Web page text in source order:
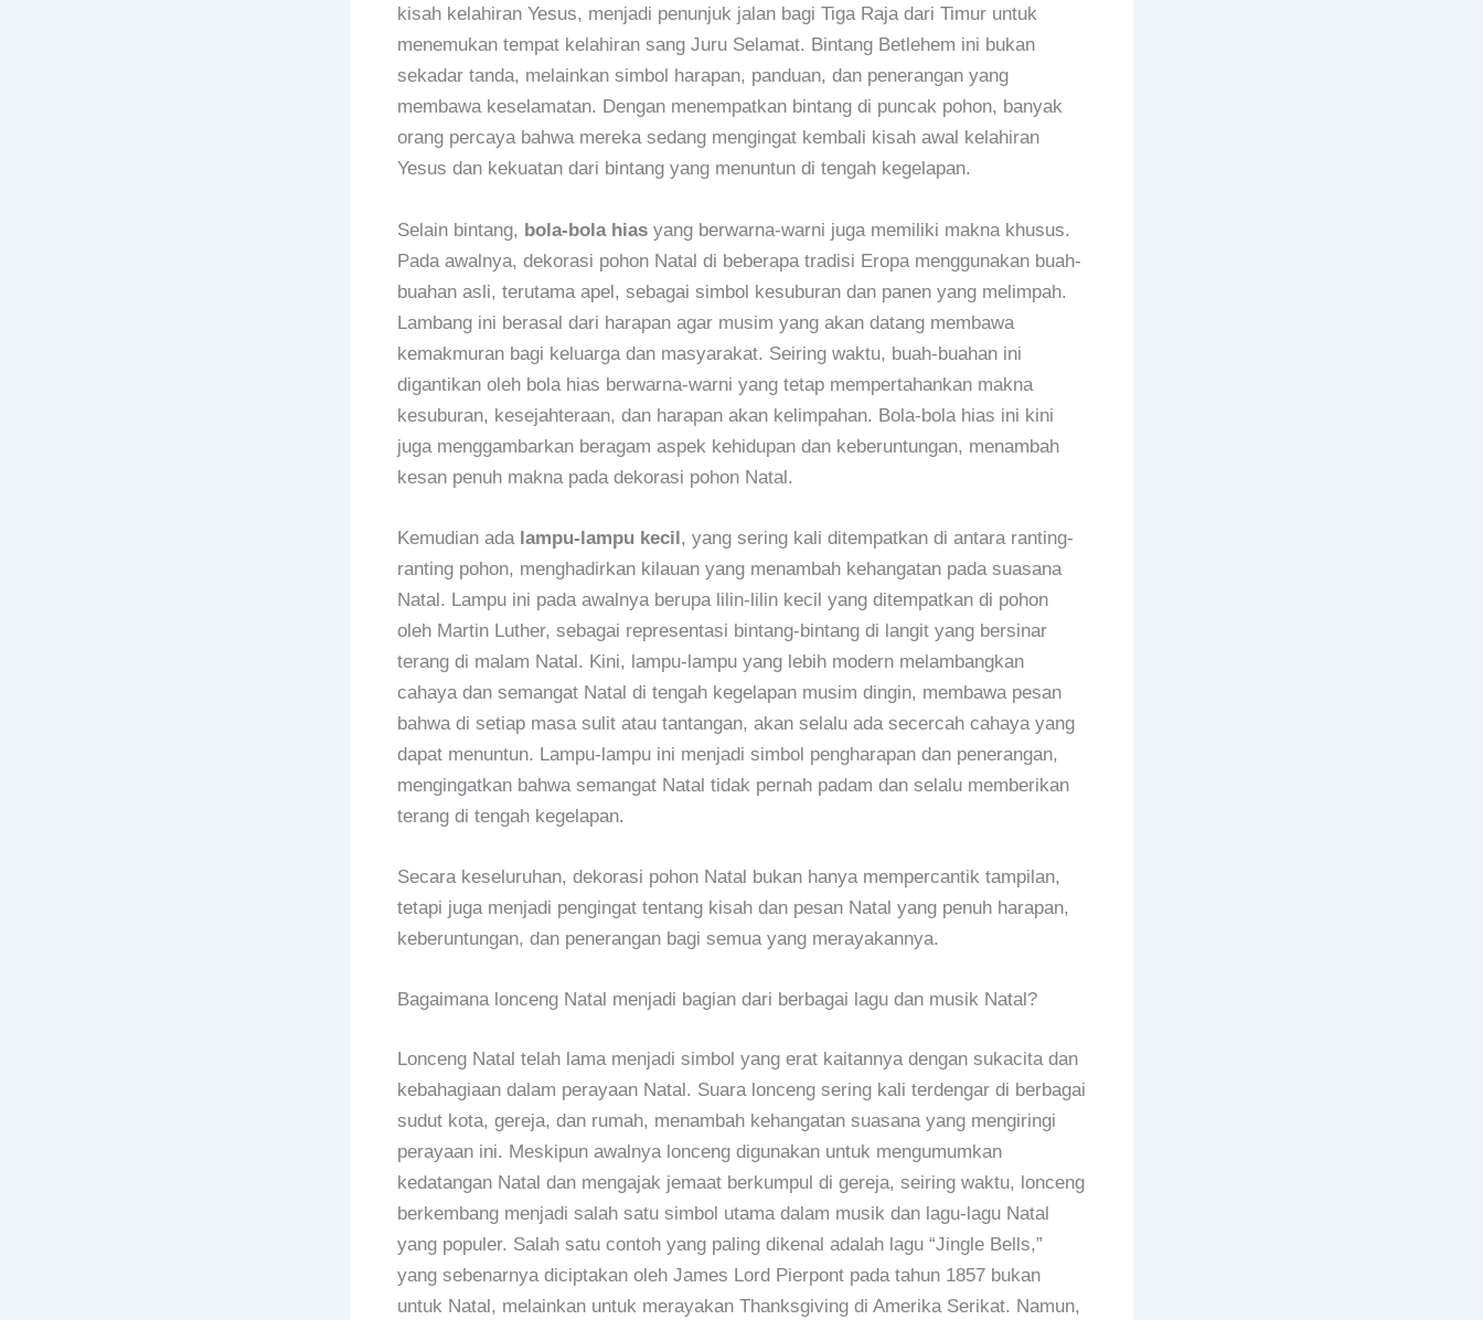
kisah kelahiran Yesus, menjadi penunjuk jalan bagi Tiga Raja dari Timur untuk
menemukan tempat kelahiran sang Juru Selamat. Bintang Betlehem ini bukan
sekadar tanda, melainkan simbol harapan, panduan, dan penerangan yang
membawa keselamatan. Dengan menempatkan bintang di puncak pohon, banyak
orang percaya bahwa mereka sedang mengingat kembali kisah awal kelahiran
Yesus dan kekuatan dari bintang yang menuntun di tengah kegelapan.
Selain bintang, bola-bola hiasyang berwarna-warni juga memiliki makna khusus.
Pada awalnya, dekorasi pohon Natal di beberapa tradisi Eropa menggunakan buah-
buahan asli, terutama apel, sebagai simbol kesuburan dan panen yang melimpah.
Lambang ini berasal dari harapan agar musim yang akan datang membawa
kemakmuran bagi keluarga dan masyarakat. Seiring waktu, buah-buahan ini
digantikan oleh bola hias berwarna-warni yang tetap mempertahankan makna
kesuburan, kesejahteraan, dan harapan akan kelimpahan. Bola-bola hias ini kini
juga menggambarkan beragam aspek kehidupan dan keberuntungan, menambah
kesan penuh makna pada dekorasi pohon Natal.
Kemudian ada lampu-lampu kecil, yang sering kali ditempatkan di antara ranting-
ranting pohon, menghadirkan kilauan yang menambah kehangatan pada suasana
Natal. Lampu ini pada awalnya berupa lilin-lilin kecil yang ditempatkan di pohon
oleh Martin Luther, sebagai representasi bintang-bintang di langit yang bersinar
terang di malam Natal. Kini, lampu-lampu yang lebih modern melambangkan
cahaya dan semangat Natal di tengah kegelapan musim dingin, membawa pesan
bahwa di setiap masa sulit atau tantangan, akan selalu ada secercah cahaya yang
dapat menuntun. Lampu-lampu ini menjadi simbol pengharapan dan penerangan,
mengingatkan bahwa semangat Natal tidak pernah padam dan selalu memberikan
terang di tengah kegelapan.
Secara keseluruhan, dekorasi pohon Natal bukan hanya mempercantik tampilan,
tetapi juga menjadi pengingat tentang kisah dan pesan Natal yang penuh harapan,
keberuntungan, dan penerangan bagi semua yang merayakannya.
Bagaimana lonceng Natal menjadi bagian dari berbagai lagu dan musik Natal?
Lonceng Natal telah lama menjadi simbol yang erat kaitannya dengan sukacita dan
kebahagiaan dalam perayaan Natal. Suara lonceng sering kali terdengar di berbagai
sudut kota, gereja, dan rumah, menambah kehangatan suasana yang mengiringi
perayaan ini. Meskipun awalnya lonceng digunakan untuk mengumumkan
kedatangan Natal dan mengajak jemaat berkumpul di gereja, seiring waktu, lonceng
berkembang menjadi salah satu simbol utama dalam musik dan lagu-lagu Natal
yang populer. Salah satu contoh yang paling dikenal adalah lagu “Jingle Bells,”
yang sebenarnya diciptakan oleh James Lord Pierpont pada tahun 1857 bukan
untuk Natal, melainkan untuk merayakan Thanksgiving di Amerika Serikat. Namun,